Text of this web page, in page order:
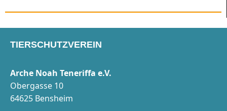
TIERSCHUTZVEREIN
Arche Noah Teneriffa e.V.
Obergasse 10
64625 Bensheim